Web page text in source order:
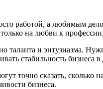
работой, а любимым
на любви к
таланта и энтузиазма.
стабильность бизнеса
точно сказать, сколько
бизнеса.